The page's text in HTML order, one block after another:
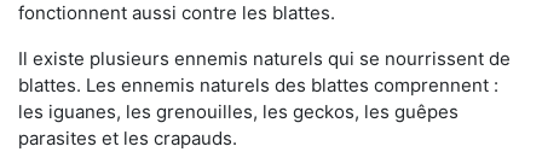
fonctionnent aussi contre les blattes.
Il existe plusieurs ennemis naturels qui se nourrissent de
blattes. Les ennemis naturels des blattes comprennent :
les iguanes, les grenouilles, les geckos, les guêpes
parasites et les crapauds.